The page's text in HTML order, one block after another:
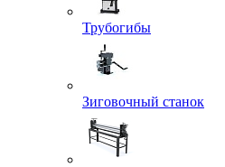
Трубогибы
Зиговочный станок